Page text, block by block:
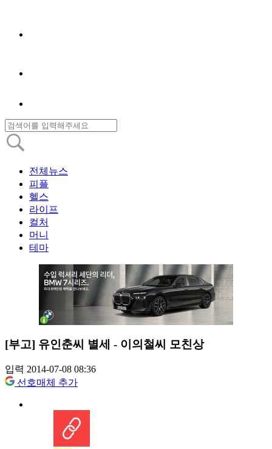
전체뉴스
피플
헬스
라이프
컬처
머니
테마
[부고] 유인춘씨 별세 - 이의철씨 모친상
입력 2014-07-08 08:36
선호매체 추가